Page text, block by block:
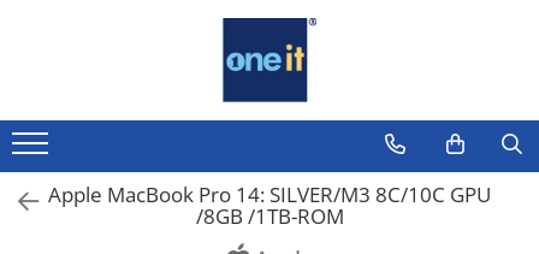
Laptop, Tablete & Telefoane
Laptop / Notebook
Notebook Consumer
Apple MacBook Pro 14: SILVER/M3 8C/10C GPU
/8GB /1TB-ROM